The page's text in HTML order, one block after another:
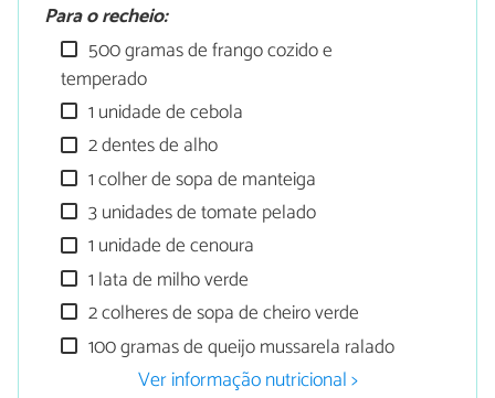
Para o recheio:
500 gramas de frango cozido e
temperado
1 unidade de cebola
2 dentes de alho
1 colher de sopa de manteiga
3 unidades de tomate pelado
1 unidade de cenoura
1 lata de milho verde
2 colheres de sopa de cheiro verde
100 gramas de queijo mussarela ralado
Ver informação nutricional >